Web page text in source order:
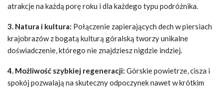
atrakcje na każdą porę roku i dla każdego typu podróżnika.
3. Natura i kultura: Połączenie zapierających dech w piersiach
krajobrazów z bogatą kulturą góralską tworzy unikalne
doświadczenie, którego nie znajdziesz nigdzie indziej.
4. Możliwość szybkiej regeneracji: Górskie powietrze, cisza i
spokój pozwalają na skuteczny odpoczynek nawet w krótkim